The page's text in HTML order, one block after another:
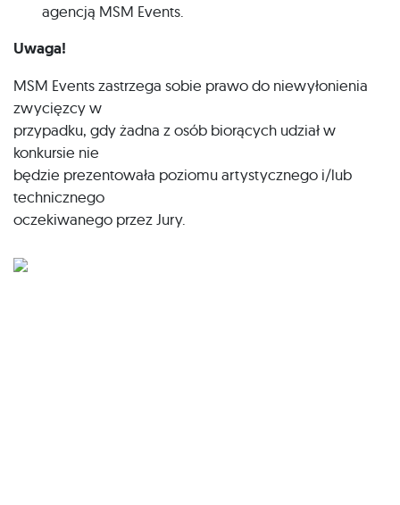
agencją MSM Events.
Uwaga!
MSM Events zastrzega sobie prawo do niewyłonienia
zwycięzcy w
przypadku, gdy żadna z osób biorących udział w
konkursie nie
będzie prezentowała poziomu artystycznego i/lub
technicznego
oczekiwanego przez Jury.